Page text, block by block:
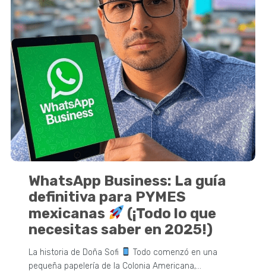
WhatsApp Business: La guía
definitiva para PYMES
mexicanas
(¡Todo lo que
necesitas saber en 2025!)
La historia de Doña Sofi
Todo comenzó en una
pequeña papelería de la Colonia Americana,…